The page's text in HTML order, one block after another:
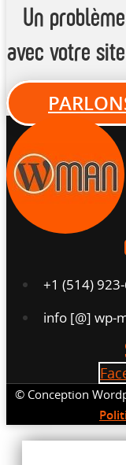
Un problème
avec votre
+1 (514)
info [@] wp-
© Conception